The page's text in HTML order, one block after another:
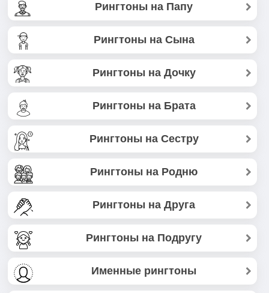
Рингтоны на Папу
Рингтоны на Сына
Рингтоны на Дочку
Рингтоны на Брата
Рингтоны на Сестру
Рингтоны на Родню
Рингтоны на Друга
Рингтоны на Подругу
Именные рингтоны